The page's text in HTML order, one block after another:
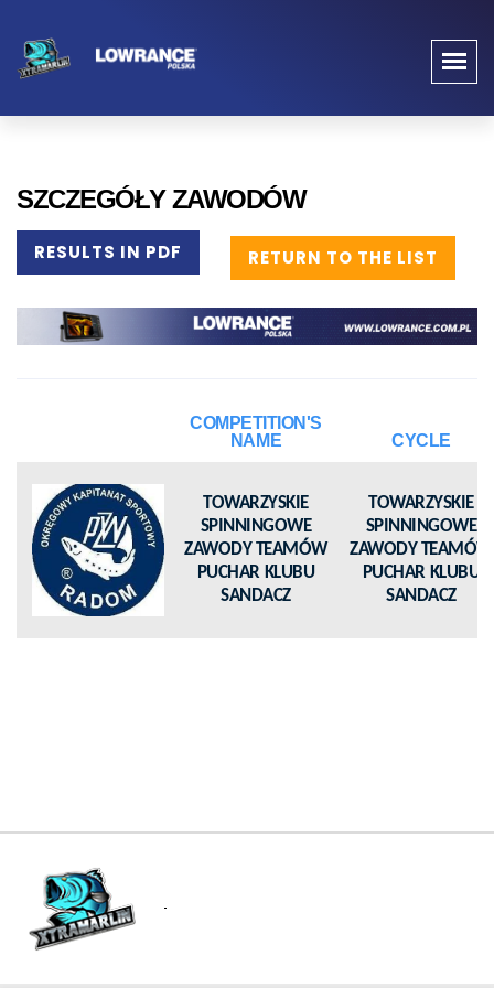
SZCZEGÓŁY ZAWODÓW
RETURN TO THE LIST
RESULTS IN PDF
COMPETITION'S
NAME
CYCLE
TOWARZYSKIE
SPINNINGOWE
ZAWODY TEAMÓW
PUCHAR KLUBU
SANDACZ
TOWARZYSKIE
SPINNINGOWE
ZAWODY TEAMÓW
PUCHAR KLUBU
SANDACZ